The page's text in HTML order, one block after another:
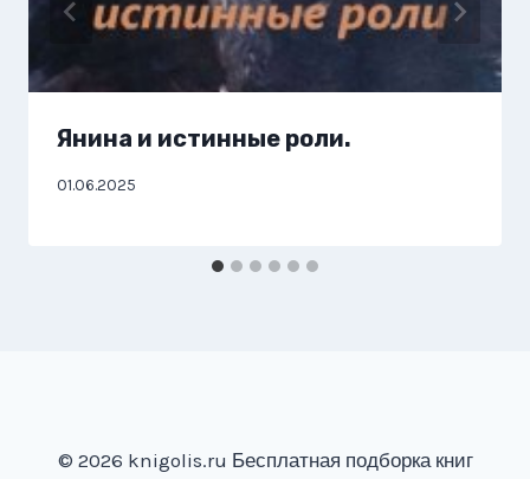
Янина и истинные роли.
01.06.2025
© 2026 knigolis.ru Бесплатная подборка книг